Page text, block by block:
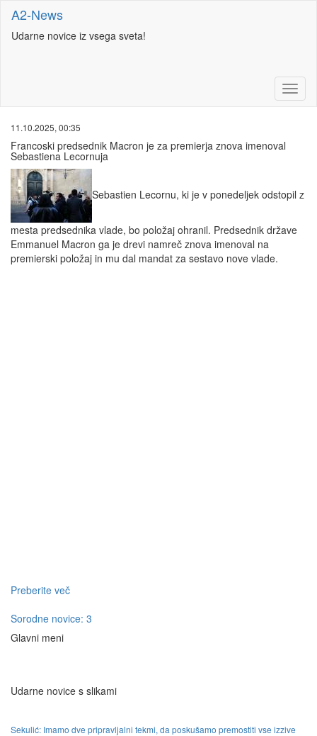
A2-News
Udarne novice iz vsega sveta!
11.10.2025, 00:35
Francoski predsednik Macron je za premierja znova imenoval
Sebastiena Lecornuja
Sebastien Lecornu, ki je v ponedeljek odstopil z
mesta predsednika vlade, bo položaj ohranil. Predsednik države
Emmanuel Macron ga je drevi namreč znova imenoval na
premierski položaj in mu dal mandat za sestavo nove vlade.
Preberite več
Sorodne novice: 3
Glavni meni
Udarne novice s slikami
Sekulić: Imamo dve pripravljalni tekmi, da poskušamo premostiti vse izzive